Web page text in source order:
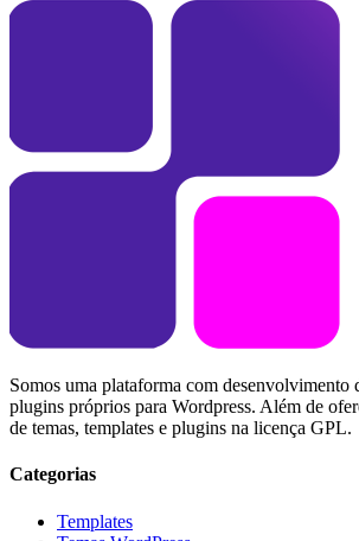
Somos uma plataforma com desenvolvimento
plugins próprios para Wordpress. Além de
de temas, templates e plugins na licença GPL.
Categorias
Templates